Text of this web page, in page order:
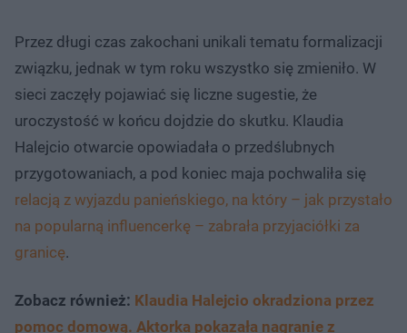
Przez długi czas zakochani unikali tematu formalizacji
związku, jednak w tym roku wszystko się zmieniło. W
sieci zaczęły pojawiać się liczne sugestie, że
uroczystość w końcu dojdzie do skutku. Klaudia
Halejcio otwarcie opowiadała o przedślubnych
przygotowaniach, a pod koniec maja pochwaliła się
relacją z wyjazdu panieńskiego, na który – jak przystało
na popularną influencerkę – zabrała przyjaciółki za
granicę.
Zobacz również: Klaudia Halejcio okradziona przez
pomoc domową. Aktorka pokazała nagranie z